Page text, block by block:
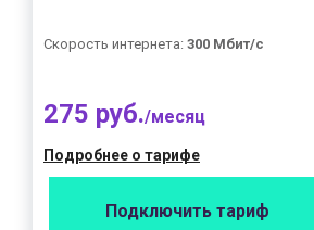
Скорость интернета: 300 Мбит/с
275 руб./месяц
Подробнее о тарифе
Подключить тариф